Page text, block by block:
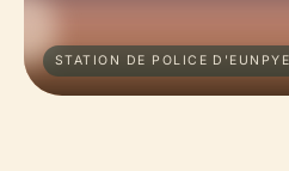
STATION DE POLICE